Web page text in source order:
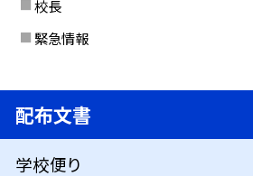
校長
緊急情報
配布文書
学校便り